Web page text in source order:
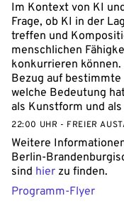
Im Kontext von KI
Frage, ob KI in der
treffen und
menschlichen
konkurrieren
Bezug auf
welche Bedeutung
als Kunstform und
22:00 UHR - FREIER
Weitere
Berlin-
sind hier zu finden.
Programm-Flyer